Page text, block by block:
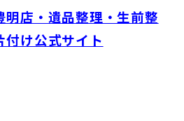
明店・遺品整理・生前整
付け公式サイト